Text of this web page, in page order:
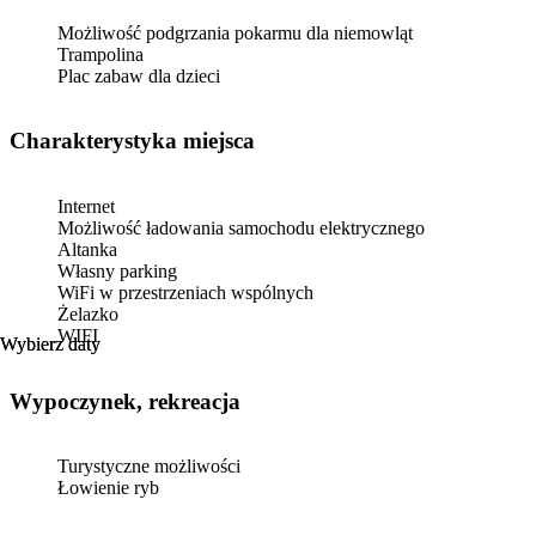
Wybierz daty
Wybierz daty
Możliwość podgrzania pokarmu dla niemowląt
Trampolina
Plac zabaw dla dzieci
Charakterystyka miejsca
Internet
Możliwość ładowania samochodu elektrycznego
Altanka
Własny parking
WiFi w przestrzeniach wspólnych
Żelazko
WIFI
Wypoczynek, rekreacja
Turystyczne możliwości
Łowienie ryb